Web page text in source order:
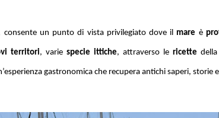
consente un punto di vista privilegiato dove il mare è
territori, varie specie ittiche, attraverso le ricette della
gastronomica che recupera antichi saperi, storie